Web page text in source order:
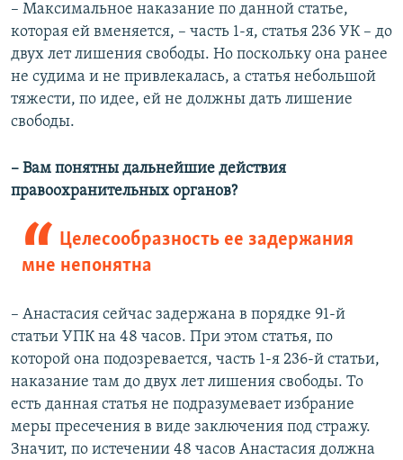
– Максимальное наказание по данной статье,
которая ей вменяется, – часть 1-я, статья 236 УК – до
двух лет лишения свободы. Но поскольку она ранее
не судима и не привлекалась, а статья небольшой
тяжести, по идее, ей не должны дать лишение
свободы.
– Вам понятны дальнейшие действия
правоохранительных органов?
Целесообразность ее задержания
мне непонятна
– Анастасия сейчас задержана в порядке 91-й
статьи УПК на 48 часов. При этом статья, по
которой она подозревается, часть 1-я 236-й статьи,
наказание там до двух лет лишения свободы. То
есть данная статья не подразумевает избрание
меры пресечения в виде заключения под стражу.
Значит, по истечении 48 часов Анастасия должна